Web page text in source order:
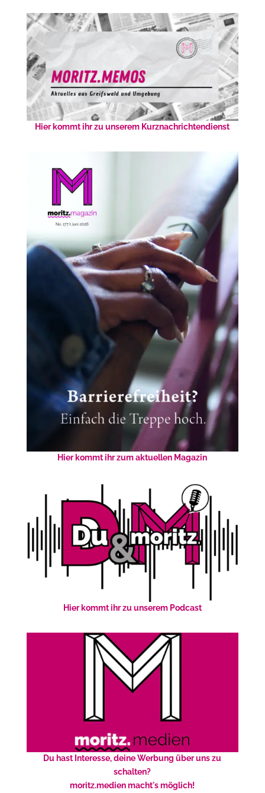
Hier kommt ihr zu unserem Kurznachrichtendienst
Hier kommt ihr zum aktuellen Magazin
Hier kommt ihr zu unserem Podcast
Du hast Interesse, deine Werbung über uns zu
schalten?
moritz.medien macht's möglich!